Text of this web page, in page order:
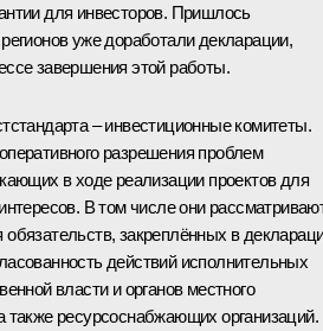
для инвесторов. Пришлось
уже доработали декларации,
завершения этой работы.
– инвестиционные комитеты.
разрешения проблем
в ходе реализации проектов для
В том числе они
закреплённых в
действий исполнительных
власти и органов местного
также ресурсоснабжающих организаций.